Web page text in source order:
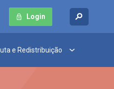
Login
e Redistribuição